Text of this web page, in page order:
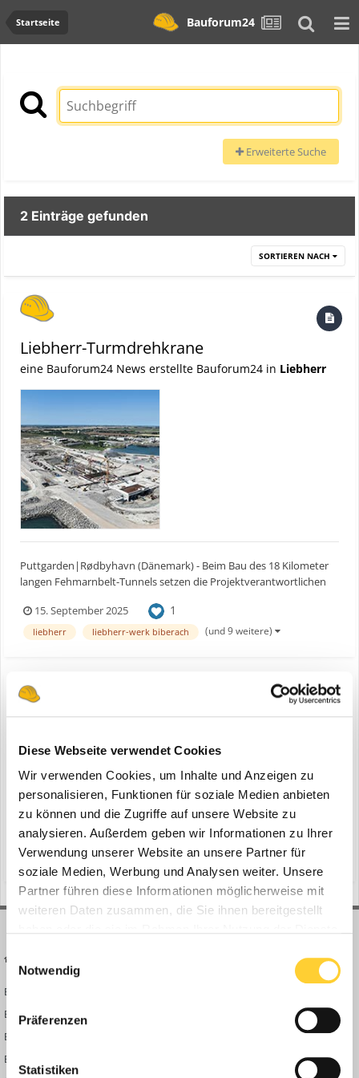
Diese Webseite verwendet Cookies
Wir verwenden Cookies, um Inhalte und Anzeigen zu
personalisieren, Funktionen für soziale Medien anbieten
zu können und die Zugriffe auf unsere Website zu
analysieren. Außerdem geben wir Informationen zu Ihrer
Verwendung unserer Website an unsere Partner für
soziale Medien, Werbung und Analysen weiter. Unsere
Partner führen diese Informationen möglicherweise mit
weiteren Daten zusammen, die Sie ihnen bereitgestellt
Einwilligungsauswahl
Notwendig
Präferenzen
Statistiken
Startseite Bauforum24
Erweiterte Suche
2 Einträge gefunden
SORTIEREN NACH
Liebherr-Turmdrehkrane
eine Bauforum24 News erstellte Bauforum24 in Liebherr
Puttgarden|Rødbyhavn (Dänemark) - Beim Bau des 18 Kilometer
langen Fehmarnbelt-Tunnels setzen die Projektverantwortlichen
viele auf Schienen montiert sind und so maximale Flexibilität
gewährleisten. Besonders die robusten Liebherr Drehwer...
15. September 2025 1
liebherr liebherr-werk biberach (und 9 weitere)
ein Thema erstellte Bauforum24 inNews aus der
Puttgarden|Rødbyhavn (Dänemark) - Beim Bau des 18 Kilometer
langen Fehmarnbelt-Tunnels setzen die Projektverantwortlichen
auf über 20 leistungsstarke Liebherr-Turmdrehkrane, von denen
viele auf Schienen montiert sind und so maximale Flexibilität
gewährleisten. Besonders die robusten Liebherr Drehwer...
15. September 2025
liebherr liebherr-werk biberach (und 9 weitere)
Bauforum24 News
Bauforum24 TV
BF24 Mediathek
BF24 Fotostrecken